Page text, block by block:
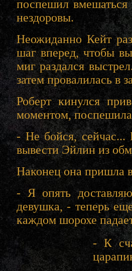
поспешил
нездоровы.
Неожиданно Кейт
шаг вперед, чтобы
миг раздался
затем провалилась в
Роберт кинулся
моментом,
- Не бойся, сейчас...
вывести Эйлин из
Наконец она пришла
- Я опять
девушка, - теперь
каждом шорохе
- К